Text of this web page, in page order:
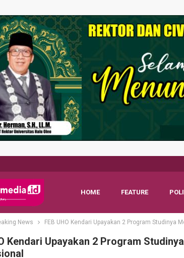
HOME FEATURE
News FEB UHO Kendari Upayakan 2 Program Studinya
Kendari Upayakan 2 Program